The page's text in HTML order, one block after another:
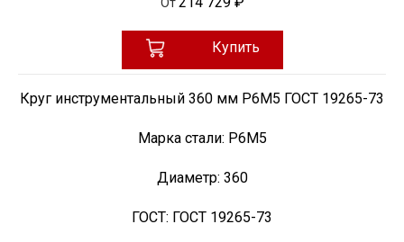
Купить
Круг инструментальный 360 мм Р6М5 ГОСТ 19265-73
Марка стали: Р6М5
Диаметр: 360
ГОСТ: ГОСТ 19265-73